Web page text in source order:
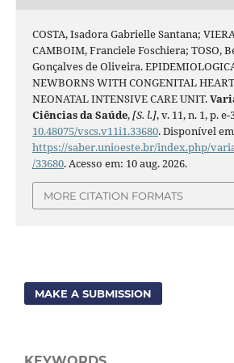
COSTA, Isadora Gabrielle Santana;
CAMBOIM, Franciele Foschiera; TOSO,
Gonçalves de Oliveira.
NEWBORNS WITH CONGENITAL
NEONATAL INTENSIVE CARE UNIT.
Ciências da Saúde,[S. l.], v. 11, n. 1, p.
10.48075/vscs.v11i1.33680. Disponível
https://saber.unioeste.br/index.php/
/33680. Acesso em: 10 aug. 2026.
MORE CITATION FORMATS
MAKE A SUBMISSION